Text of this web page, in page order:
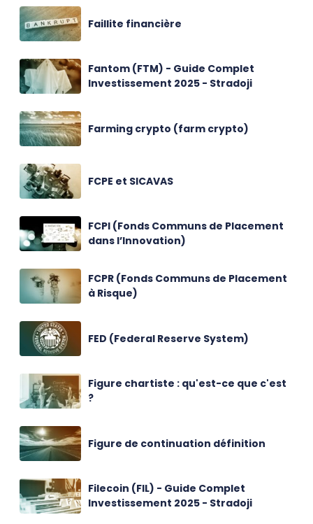
Faillite financière
Fantom (FTM) - Guide Complet
Investissement 2025 - Stradoji
Farming crypto (farm crypto)
FCPE et SICAVAS
FCPI (Fonds Communs de Placement
dans l’Innovation)
FCPR (Fonds Communs de Placement
à Risque)
FED (Federal Reserve System)
Figure chartiste : qu'est-ce que c'est
?
Figure de continuation définition
Filecoin (FIL) - Guide Complet
Investissement 2025 - Stradoji